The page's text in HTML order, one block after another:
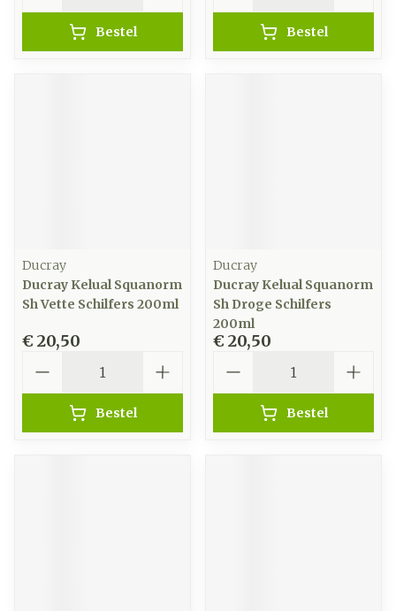
Bestel Bestel
Ducray
Ducray Kelual Squanorm
Sh Vette Schilfers 200ml
€ 20,50
Bestel
Ducray
Ducray Kelual Squanorm
Sh Droge Schilfers
200ml
€ 20,50
Bestel